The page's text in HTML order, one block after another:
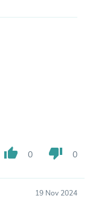
thumb_up 0 thumb_down 0
19 Nov 2024